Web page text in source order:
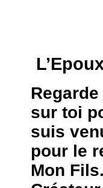
sur toi
suis
pour le
Mon